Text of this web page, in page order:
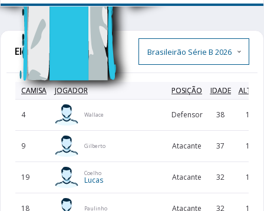
Elenco Completo
CAMISA JOGADOR POSIÇÃO IDADE
4 Wallace Defensor 38 184
9 Gilberto Atacante 37 178
19 Coelho
Lucas Atacante 32 183
18 Paulinho Atacante 32 169